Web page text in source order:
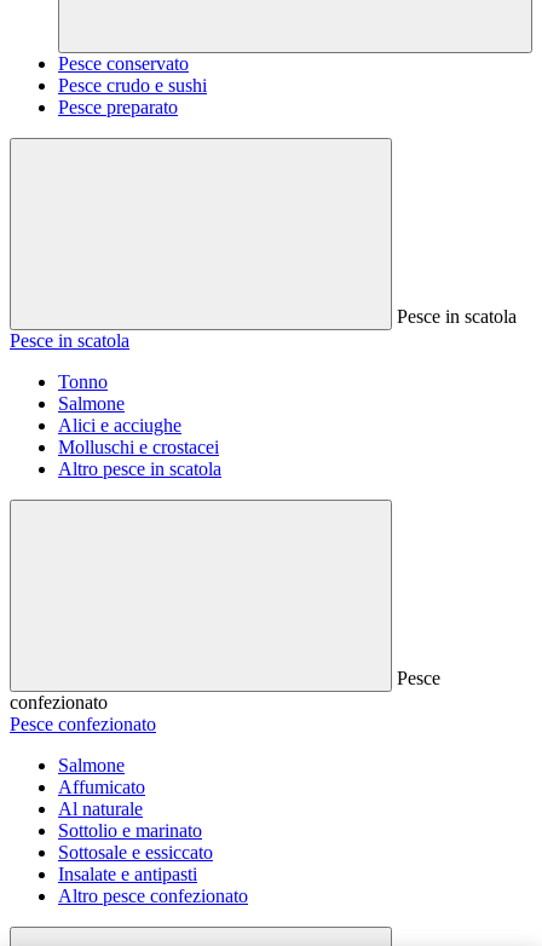
Pesce conservato
Pesce crudo e sushi
Pesce preparato
Pesce in scatola
Pesce in scatola
Tonno
Salmone
Alici e acciughe
Molluschi e crostacei
Altro pesce in scatola
Pesce
confezionato
Pesce confezionato
Salmone
Affumicato
Al naturale
Sottolio e marinato
Sottosale e essiccato
Insalate e antipasti
Altro pesce confezionato